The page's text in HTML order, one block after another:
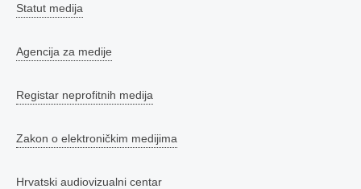
Statut medija
Agencija za medije
Registar neprofitnih medija
Zakon o elektroničkim medijima
Hrvatski audiovizualni centar